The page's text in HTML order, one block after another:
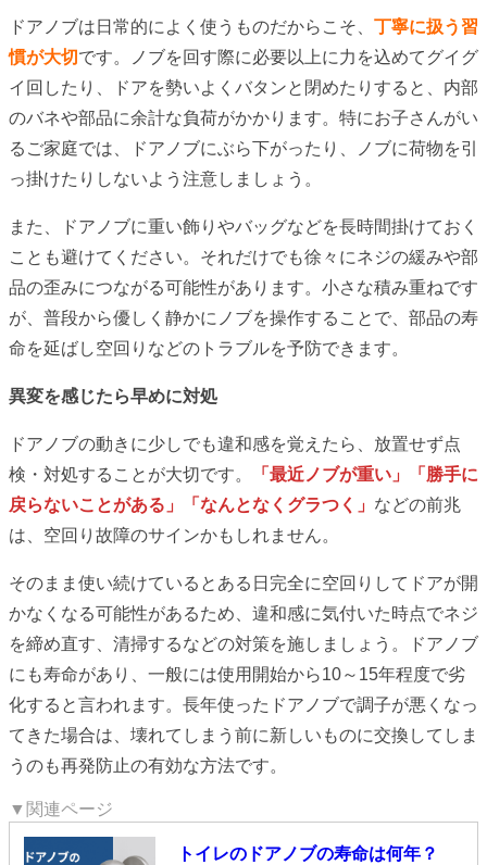
ドアノブは日常的によく使うものだからこそ、 丁寧に扱う習
慣が大切です。ノブを回す際に必要以上に力を込めてグイグ
イ回したり、ドアを勢いよくバタンと閉めたりすると、内部
のバネや部品に余計な負荷がかかります。特にお子さんがい
るご家庭では、ドアノブにぶら下がったり、ノブに荷物を引
っ掛けたりしないよう注意しましょう。
また、ドアノブに重い飾りやバッグなどを長時間掛けておく
ことも避けてください。それだけでも徐々にネジの緩みや部
品の歪みにつながる可能性があります。小さな積み重ねです
が、普段から優しく静かにノブを操作することで、部品の寿
命を延ばし空回りなどのトラブルを予防できます。
異変を感じたら早めに対処
ドアノブの動きに少しでも違和感を覚えたら、放置せず点
検・対処することが大切です。
「最近ノブが重い」「勝手に
戻らないことがある」「なんとなくグラつく」 などの前兆
は、空回り故障のサインかもしれません。
そのまま使い続けているとある日完全に空回りしてドアが開
かなくなる可能性があるため、違和感に気付いた時点でネジ
を締め直す、清掃するなどの対策を施しましょう。ドアノブ
にも寿命があり、一般には使用開始から10～15年程度で劣
化すると言われます。長年使ったドアノブで調子が悪くなっ
てきた場合は、壊れてしまう前に新しいものに交換してしま
うのも再発防止の有効な方法です。
▼関連ページ
トイレのドアノブの寿命は何年？